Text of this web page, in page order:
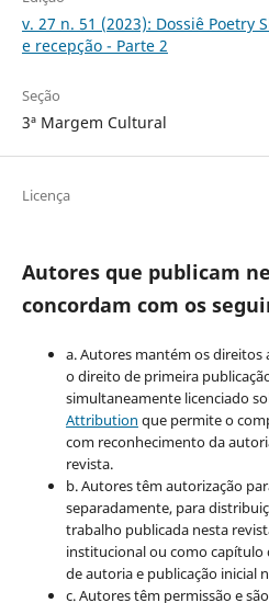
v. 27 n. 51 (2023): Dossiê Poetry
e recepção - Parte 2
Seção
3ª Margem Cultural
Licença
Autores que publicam
concordam com os
a. Autores mantém os direitos
o direito de primeira
simultaneamente licenciado
Attribution que permite o
com reconhecimento da
revista.
b. Autores têm autorização
separadamente, para
trabalho publicada nesta
institucional ou como
de autoria e publicação inicial
c. Autores têm permissão e